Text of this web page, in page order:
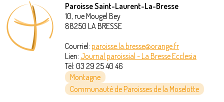
Vous
êtes
Paroisse Saint-Laurent-La-Bresse
10, rue Mougel Bey
88250 LA BRESSE
Courriel: paroisse.la.bresse@orange.fr
Lien: Journal paroissial - La Bresse Ecclesia
Tél: 03 29 25 40 46
Montagne
Communauté de Paroisses de la Moselotte